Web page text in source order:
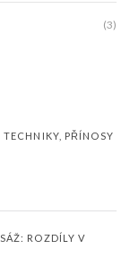
(3)
PŘÍNOSY
ROZDÍLY V